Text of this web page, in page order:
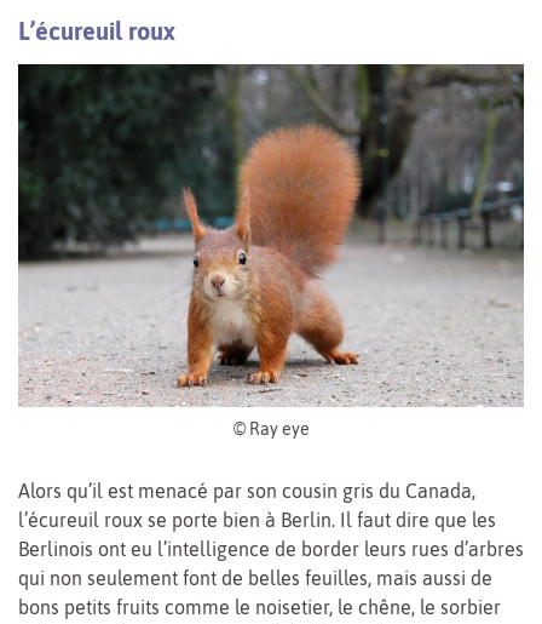
L’écureuil roux
© Ray eye
Alors qu’il est menacé par son cousin gris du Canada,
l’écureuil roux se porte bien à Berlin. Il faut dire que les
Berlinois ont eu l’intelligence de border leurs rues d’arbres
qui non seulement font de belles feuilles, mais aussi de
bons petits fruits comme le noisetier, le chêne, le sorbier